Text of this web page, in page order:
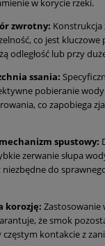
w korycie rzeki.
zwrotny: Konstrukcja
co jest
odległość lub przy
ssania:
pobieranie
co zapobiega
spustowy:
zerwanie słupa
niezbędne do
korozję: Zastosowanie
że smok
kontakcie z